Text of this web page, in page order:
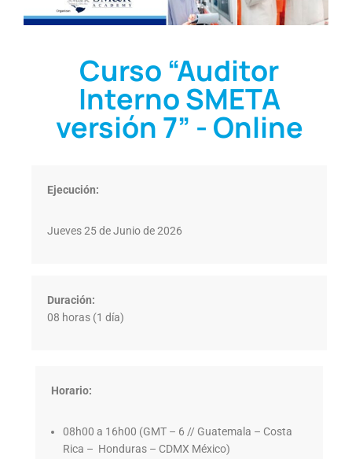
Curso “Auditor
Interno SMETA
versión 7” - Online
Ejecución:
Jueves 25 de Junio de 2026
Duración:
08 horas (1 día)
Horario:
08h00 a 16h00 (GMT – 6 // Guatemala – Costa
Rica – Honduras – CDMX México)